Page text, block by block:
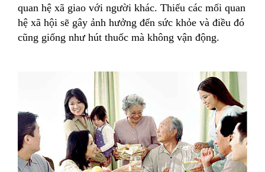
quan hệ xã giao với người khác. Thiếu các mối quan
hệ xã hội sẽ gây ảnh hưởng đến sức khỏe và điều đó
cũng giống như hút thuốc mà không vận động.